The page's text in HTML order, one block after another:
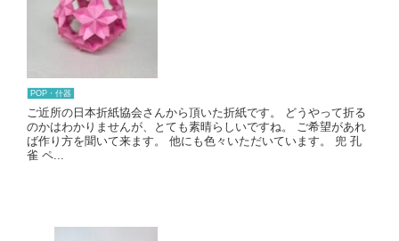
POP・什器
ご近所の日本折紙協会さんから頂いた折紙です。 どうやって折る
のかはわかりませんが、とても素晴らしいですね。 ご希望があれ
ば作り方を聞いて来ます。 他にも色々いただいています。 兜 孔
雀 ペ...